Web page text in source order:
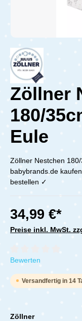
Zöllner
180/
Eule
Zöllner Nestchen
babybrands.de
bestellen ✓
34,99 €*
Preise inkl. MwSt.
Durchschnittliche
Bewerten
Versandfertig in 14
Zöllner